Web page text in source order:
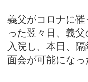
義父がコロナに
った翌々日、義
入院し、本日、
面会が可能になっ